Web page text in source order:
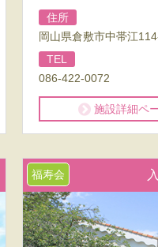
住所
岡山県倉敷市中帯江
TEL
086-422-0072
施設詳細ペ
福寿会